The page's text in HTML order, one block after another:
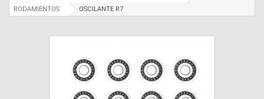
RODAMIENTOS
OSCILANTE R7